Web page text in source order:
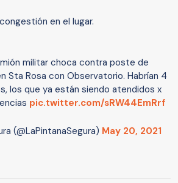
en el lugar.
militar choca contra poste de
Sta Rosa con Observatorio. Habrían 4
los que ya están siendo atendidos x
pic.twitter.com/sRW44EmRrf
(@LaPintanaSegura) May 20, 2021